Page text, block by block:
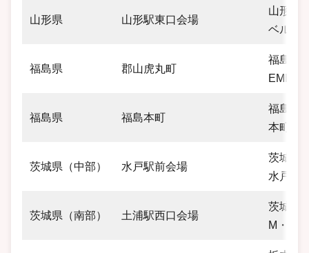
山形県 山形駅東口会場
山形県
ベル・
福島県 郡山虎丸町
福島県
EME
福島県 福島本町
福島県
本町ビ
茨城県（中部） 水戸駅前会場
茨城県
水戸駅
茨城県（南部） 土浦駅西口会場
茨城県
M・Y